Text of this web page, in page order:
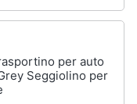
per auto
Seggiolino per